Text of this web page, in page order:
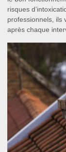
risques
professionnels, ils
après chaque